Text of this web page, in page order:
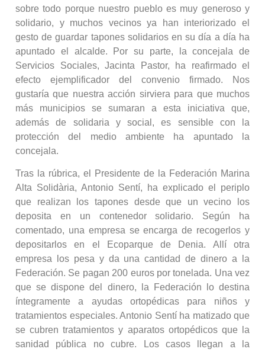
sobre todo porque nuestro pueblo es muy generoso y
solidario, y muchos vecinos ya han interiorizado el
gesto de guardar tapones solidarios en su día a día ha
apuntado el alcalde. Por su parte, la concejala de
Servicios Sociales, Jacinta Pastor, ha reafirmado el
efecto ejemplificador del convenio firmado. Nos
gustaría que nuestra acción sirviera para que muchos
más municipios se sumaran a esta iniciativa que,
además de solidaria y social, es sensible con la
protección del medio ambiente ha apuntado la
concejala.
Tras la rúbrica, el Presidente de la Federación Marina
Alta Solidària, Antonio Sentí, ha explicado el periplo
que realizan los tapones desde que un vecino los
deposita en un contenedor solidario. Según ha
comentado, una empresa se encarga de recogerlos y
depositarlos en el Ecoparque de Denia. Allí otra
empresa los pesa y da una cantidad de dinero a la
Federación. Se pagan 200 euros por tonelada. Una vez
que se dispone del dinero, la Federación lo destina
íntegramente a ayudas ortopédicas para niños y
tratamientos especiales. Antonio Sentí ha matizado que
se cubren tratamientos y aparatos ortopédicos que la
sanidad pública no cubre. Los casos llegan a la